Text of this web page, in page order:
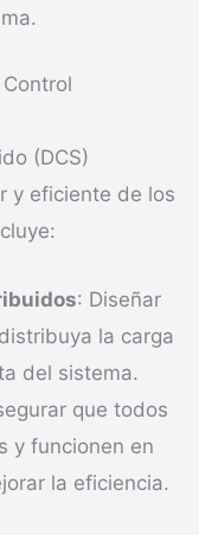
(DCS)
y eficiente de los
: Diseñar
la carga
del sistema.
que todos
y funcionen en
la eficiencia.